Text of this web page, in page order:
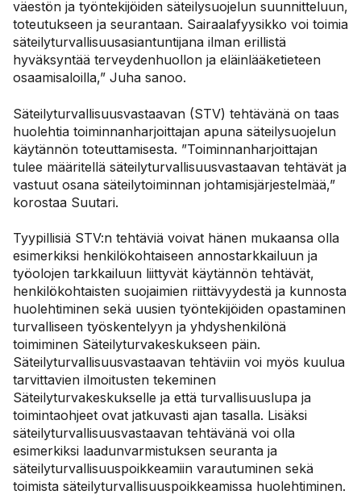
väestön ja työntekijöiden säteilysuojelun suunnitteluun,
toteutukseen ja seurantaan. Sairaalafyysikko voi toimia
säteilyturvallisuusasiantuntijana ilman erillistä
hyväksyntää terveydenhuollon ja eläinlääketieteen
osaamisaloilla,” Juha sanoo.
Säteilyturvallisuusvastaavan (STV) tehtävänä on taas
huolehtia toiminnanharjoittajan apuna säteilysuojelun
käytännön toteuttamisesta. ”Toiminnanharjoittajan
tulee määritellä säteilyturvallisuusvastaavan tehtävät ja
vastuut osana säteilytoiminnan johtamisjärjestelmää,”
korostaa Suutari.
Tyypillisiä STV:n tehtäviä voivat hänen mukaansa olla
esimerkiksi henkilökohtaiseen annostarkkailuun ja
työolojen tarkkailuun liittyvät käytännön tehtävät,
henkilökohtaisten suojaimien riittävyydestä ja kunnosta
huolehtiminen sekä uusien työntekijöiden opastaminen
turvalliseen työskentelyyn ja yhdyshenkilönä
toimiminen Säteilyturvakeskukseen päin.
Säteilyturvallisuusvastaavan tehtäviin voi myös kuulua
tarvittavien ilmoitusten tekeminen
Säteilyturvakeskukselle ja että turvallisuuslupa ja
toimintaohjeet ovat jatkuvasti ajan tasalla. Lisäksi
säteilyturvallisuusvastaavan tehtävänä voi olla
esimerkiksi laadunvarmistuksen seuranta ja
säteilyturvallisuuspoikkeamiin varautuminen sekä
toimista säteilyturvallisuuspoikkeamissa huolehtiminen.